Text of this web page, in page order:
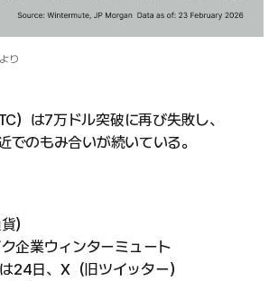
り
）は7万ドル突破に再び失敗し、
のもみ合いが続いている。
）
企業ウィンターミュート
24日、X（旧ツイッター）